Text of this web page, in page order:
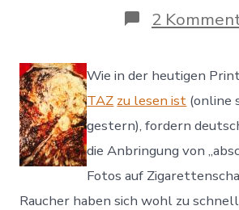
2
Wie in der heutigen
TAZ zu lesen ist (online
gestern), fordern
die Anbringung von
Fotos auf
Raucher haben sich wohl zu